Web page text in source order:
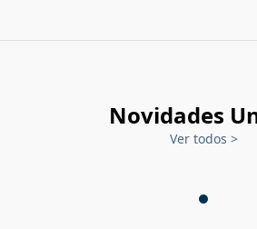
Novidades
Ver todos >